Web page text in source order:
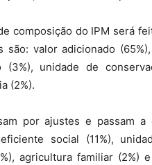
composição do IPM será
valor adicionado
(3%), unidade de
(2%).
por ajustes e passam a
social (11%),
agricultura familiar (2%)